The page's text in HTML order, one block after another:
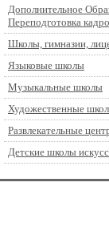
Дополнительное
Переподготовка
Школы, гимназии,
Языковые школы
Музыкальные школы
Художественные
Развлекательные
Детские школы